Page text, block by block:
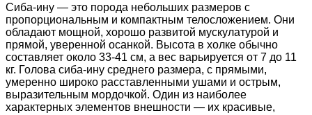
Сиба-ину — это порода небольших размеров с
пропорциональным и компактным телосложением. Они
обладают мощной, хорошо развитой мускулатурой и
прямой, уверенной осанкой. Высота в холке обычно
составляет около 33-41 см, а вес варьируется от 7 до 11
кг. Голова сиба-ину среднего размера, с прямыми,
умеренно широко расставленными ушами и острым,
выразительным мордочкой. Один из наиболее
характерных элементов внешности — их красивые,